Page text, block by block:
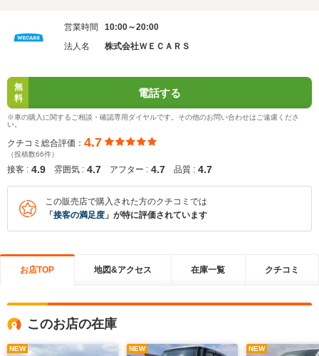
営業時間
10:00～20:00
法人名
株式会社ＷＥＣＡＲＳ
無
料
電話する
※車の購入に関するご相談・確認専用ダイヤルです。その他のお問い合わせはご遠慮くださ
い。
クチコミ総合評価： 4.7
（投稿数66件）
接客 : 4.9 雰囲気 : 4.7 アフター : 4.7 品質 : 4.7
この販売店で購入された方のクチコミでは
「 接客の満足度 」が特に評価されています
お店TOP 地図&アクセス 在庫一覧 クチコミ
このお店の在庫
NEW NEW NEW